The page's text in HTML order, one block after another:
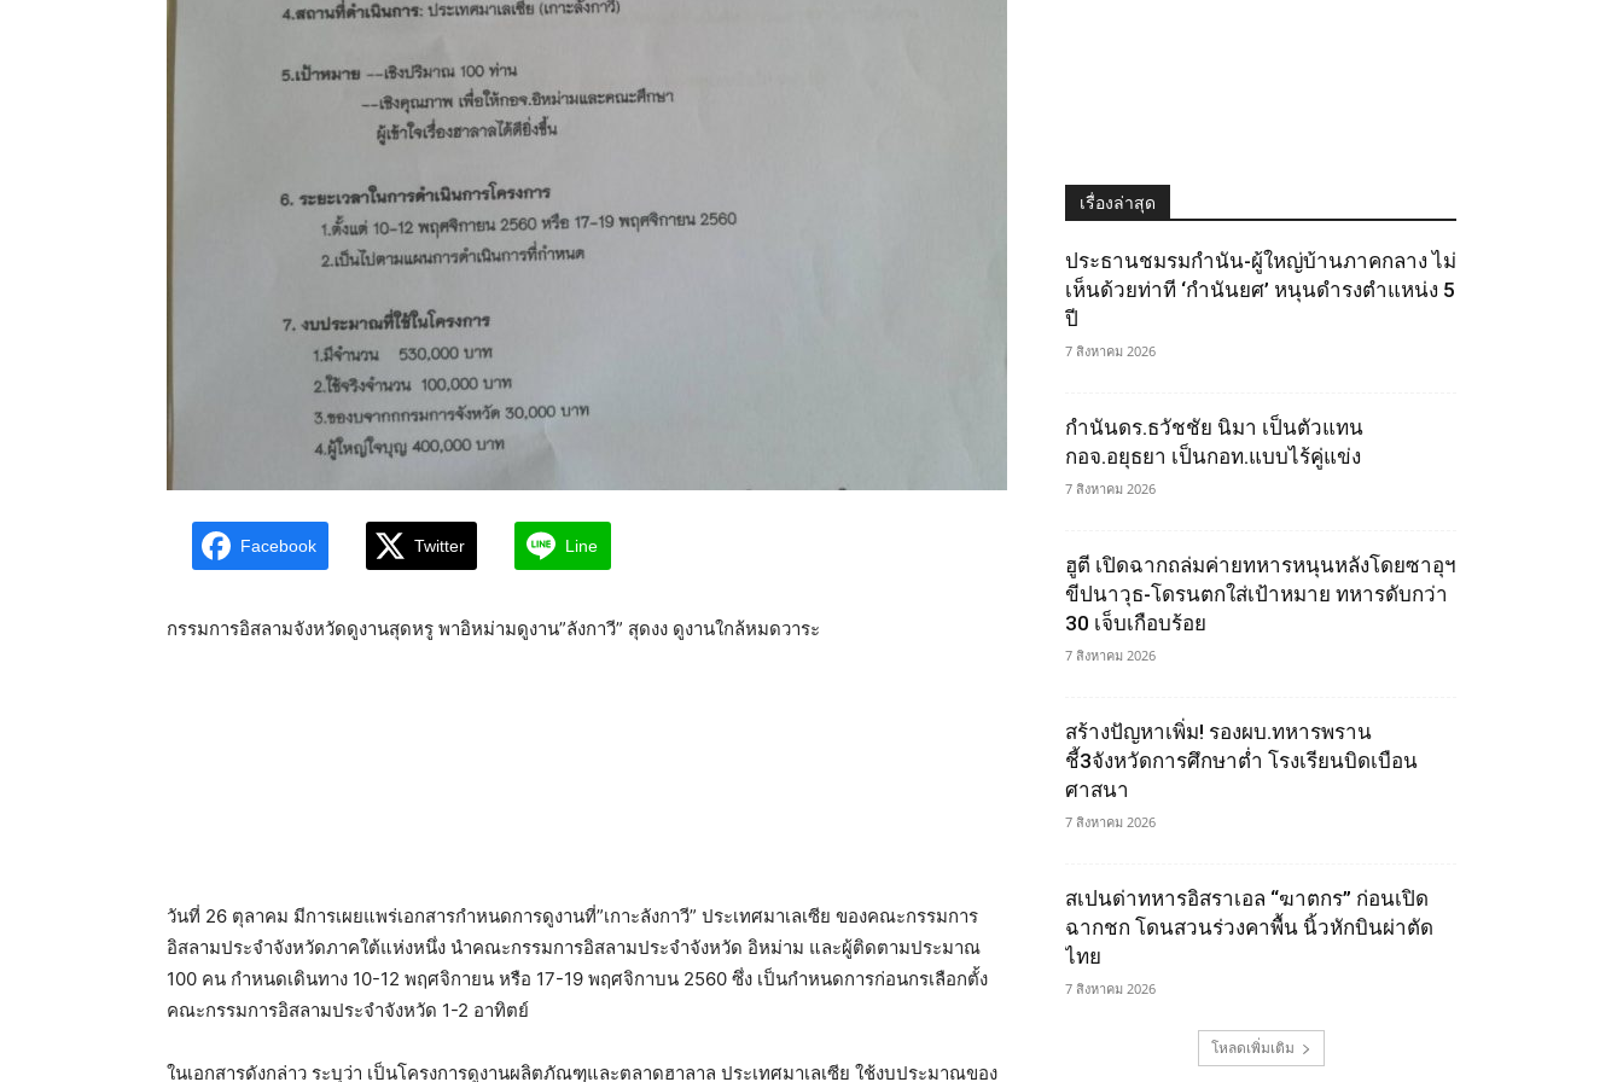
Facebook Twitter Line
กรรมการอิสลามจังหวัดดูงานสุดหรู พาอิหม่ามดูงาน”ลังกาวี” สุดงง ดูงานใกล้หมดวาระ
วันที่ 26 ตุลาคม มีการเผยแพร่เอกสารกำหนดการดูงานที่”เกาะลังกาวี” ประเทศมาเลเซีย ของคณะกรรมการ
อิสลามประจำจังหวัดภาคใต้แห่งหนึ่ง นำคณะกรรมการอิสลามประจำจังหวัด อิหม่าม และผู้ติดตามประมาณ
100 คน กำหนดเดินทาง 10-12 พฤศจิกายน หรือ 17-19 พฤศจิกาบน 2560 ซึ่ง เป็นกำหนดการก่อนกรเลือกตั้ง
คณะกรรมการอิสลามประจำจังหวัด 1-2 อาทิตย์
ในเอกสารดังกล่าว ระบุว่า เป็นโครงการดูงานผลิตภัณฑฺและตลาดฮาลาล ประเทศมาเลเซีย ใช้งบประมาณของ
เรื่องล่าสุด
ประธานชมรมกำนัน-ผู้ใหญ่บ้านภาคกลาง ไม่
เห็นด้วยท่าที ‘กำนันยศ’ หนุนดำรงตำแหน่ง 5
ปี
7 สิงหาคม 2026
กำนันดร.ธวัชชัย นิมา เป็นตัวแทน
กอจ.อยุธยา เป็นกอท.แบบไร้คู่แข่ง
7 สิงหาคม 2026
ฮูตี เปิดฉากถล่มค่ายทหารหนุนหลังโดยซาอุฯ
ขีปนาวุธ-โดรนตกใส่เป้าหมาย ทหารดับกว่า
30 เจ็บเกือบร้อย
7 สิงหาคม 2026
สร้างปัญหาเพิ่ม! รองผบ.ทหารพราน
ชี้3จังหวัดการศึกษาต่ำ โรงเรียนบิดเบือน
ศาสนา
7 สิงหาคม 2026
สเปนด่าทหารอิสราเอล “ฆาตกร” ก่อนเปิด
ฉากชก โดนสวนร่วงคาพื้น นิ้วหักบินผ่าตัด
ไทย
7 สิงหาคม 2026
โหลดเพิ่มเติม